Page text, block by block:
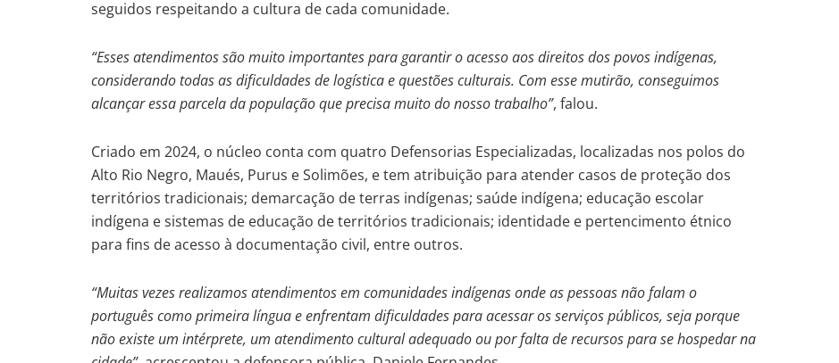
seguidos respeitando a cultura de cada comunidade.
“Esses atendimentos são muito importantes para garantir o acesso aos direitos dos povos indígenas,
considerando todas as dificuldades de logística e questões culturais. Com esse mutirão, conseguimos
alcançar essa parcela da população que precisa muito do nosso trabalho”, falou.
Criado em 2024, o núcleo conta com quatro Defensorias Especializadas, localizadas nos polos do
Alto Rio Negro, Maués, Purus e Solimões, e tem atribuição para atender casos de proteção dos
territórios tradicionais; demarcação de terras indígenas; saúde indígena; educação escolar
indígena e sistemas de educação de territórios tradicionais; identidade e pertencimento étnico
para fins de acesso à documentação civil, entre outros.
“Muitas vezes realizamos atendimentos em comunidades indígenas onde as pessoas não falam o
português como primeira língua e enfrentam dificuldades para acessar os serviços públicos, seja porque
não existe um intérprete, um atendimento cultural adequado ou por falta de recursos para se hospedar na